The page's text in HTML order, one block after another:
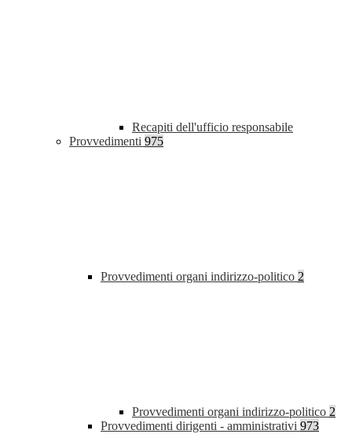
Recapiti dell'ufficio responsabile
Provvedimenti 975
Provvedimenti organi indirizzo-politico 2
Provvedimenti organi indirizzo-politico 2
Provvedimenti dirigenti - amministrativi 973